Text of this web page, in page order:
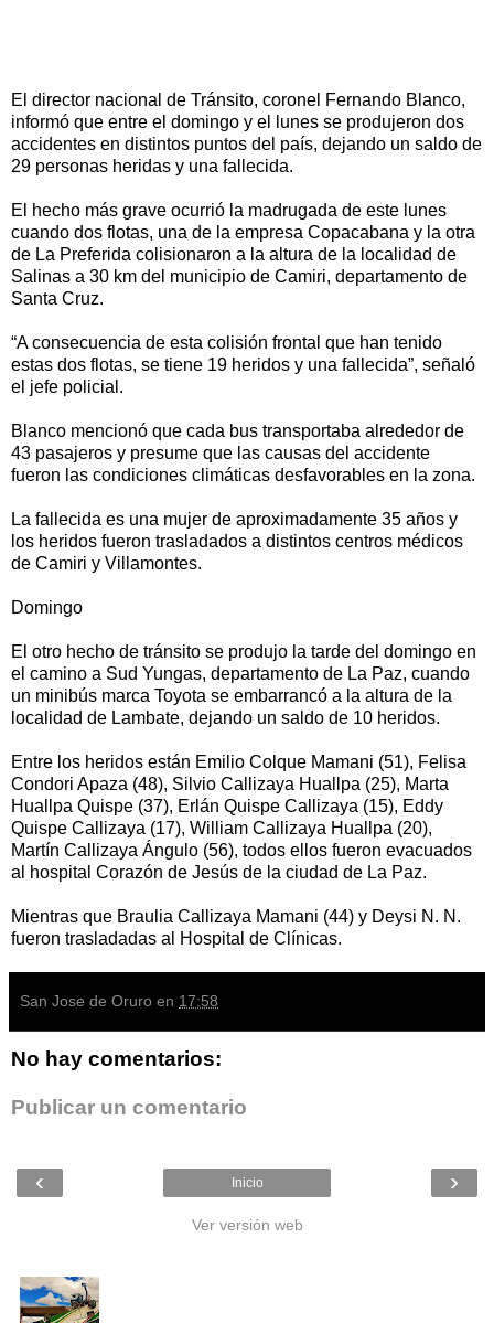
El director nacional de Tránsito, coronel Fernando Blanco,
informó que entre el domingo y el lunes se produjeron dos
accidentes en distintos puntos del país, dejando un saldo de
29 personas heridas y una fallecida.
El hecho más grave ocurrió la madrugada de este lunes
cuando dos flotas, una de la empresa Copacabana y la otra
de La Preferida colisionaron a la altura de la localidad de
Salinas a 30 km del municipio de Camiri, departamento de
Santa Cruz.
“A consecuencia de esta colisión frontal que han tenido
estas dos flotas, se tiene 19 heridos y una fallecida”, señaló
el jefe policial.
Blanco mencionó que cada bus transportaba alrededor de
43 pasajeros y presume que las causas del accidente
fueron las condiciones climáticas desfavorables en la zona.
La fallecida es una mujer de aproximadamente 35 años y
los heridos fueron trasladados a distintos centros médicos
de Camiri y Villamontes.
Domingo
El otro hecho de tránsito se produjo la tarde del domingo en
el camino a Sud Yungas, departamento de La Paz, cuando
un minibús marca Toyota se embarrancó a la altura de la
localidad de Lambate, dejando un saldo de 10 heridos.
Entre los heridos están Emilio Colque Mamani (51), Felisa
Condori Apaza (48), Silvio Callizaya Huallpa (25), Marta
Huallpa Quispe (37), Erlán Quispe Callizaya (15), Eddy
Quispe Callizaya (17), William Callizaya Huallpa (20),
Martín Callizaya Ángulo (56), todos ellos fueron evacuados
al hospital Corazón de Jesús de la ciudad de La Paz.
Mientras que Braulia Callizaya Mamani (44) y Deysi N. N.
fueron trasladadas al Hospital de Clínicas.
San Jose de Oruro en 17:58
No hay comentarios:
Publicar un comentario
‹ ›
Inicio
Ver versión web